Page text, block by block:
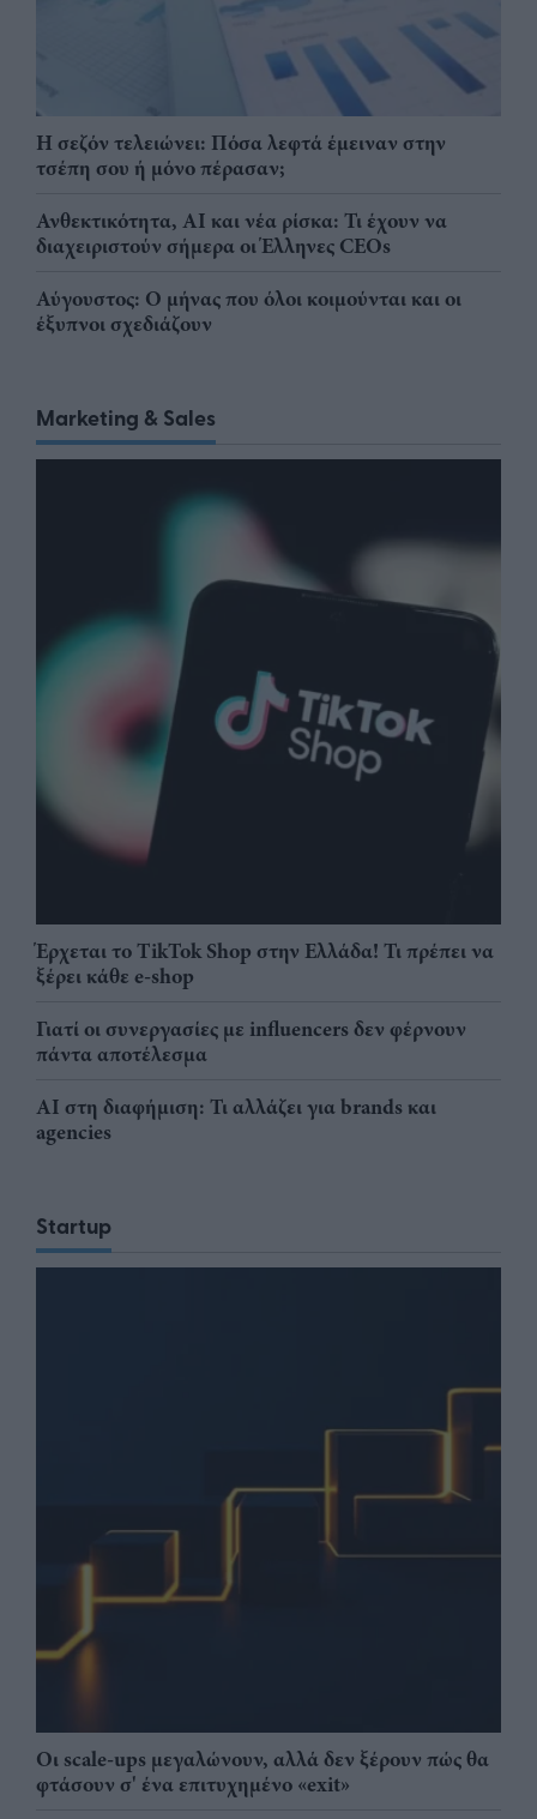
Η σεζόν τελειώνει: Πόσα λεφτά έμειναν στην
τσέπη σου ή μόνο πέρασαν;
Ανθεκτικότητα, AI και νέα ρίσκα: Τι έχουν να
διαχειριστούν σήμερα οι Έλληνες CEOs
Αύγουστος: Ο μήνας που όλοι κοιμούνται και οι
έξυπνοι σχεδιάζουν
Marketing & Sales
Έρχεται το TikTok Shop στην Ελλάδα! Τι πρέπει να
ξέρει κάθε e-shop
Γιατί οι συνεργασίες με influencers δεν φέρνουν
πάντα αποτέλεσμα
AI στη διαφήμιση: Τι αλλάζει για brands και
agencies
Startup
Οι scale-ups μεγαλώνουν, αλλά δεν ξέρουν πώς θα
φτάσουν σ' ένα επιτυχημένο «exit»